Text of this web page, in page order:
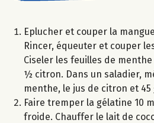
Eplucher et couper la
Rincer, équeuter et couper
Ciseler les feuilles de
½ citron. Dans un saladier,
menthe, le jus de citron et 45
Faire tremper la gélatine 10
froide. Chauffer le lait de